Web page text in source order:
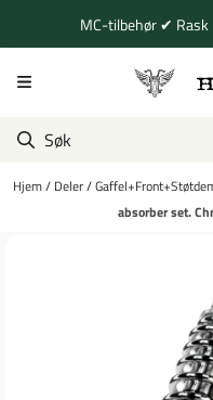
Hopp til innholdMC-tilbehør ✔
Hjem/ Deler/
absorber set.